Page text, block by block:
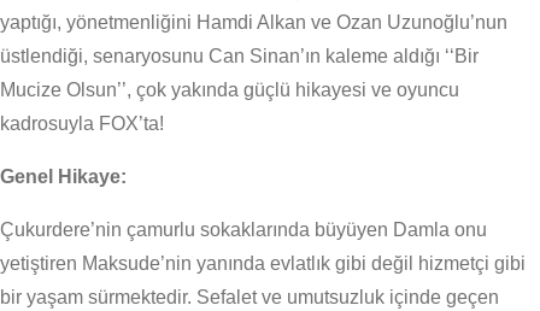
yaptığı, yönetmenliğini Hamdi Alkan ve Ozan Uzunoğlu’nun
üstlendiği, senaryosunu Can Sinan’ın kaleme aldığı ‘‘Bir
Mucize Olsun’’, çok yakında güçlü hikayesi ve oyuncu
kadrosuyla FOX’ta!
Genel Hikaye:
Çukurdere’nin çamurlu sokaklarında büyüyen Damla onu
yetiştiren Maksude’nin yanında evlatlık gibi değil hizmetçi gibi
bir yaşam sürmektedir. Sefalet ve umutsuzluk içinde geçen